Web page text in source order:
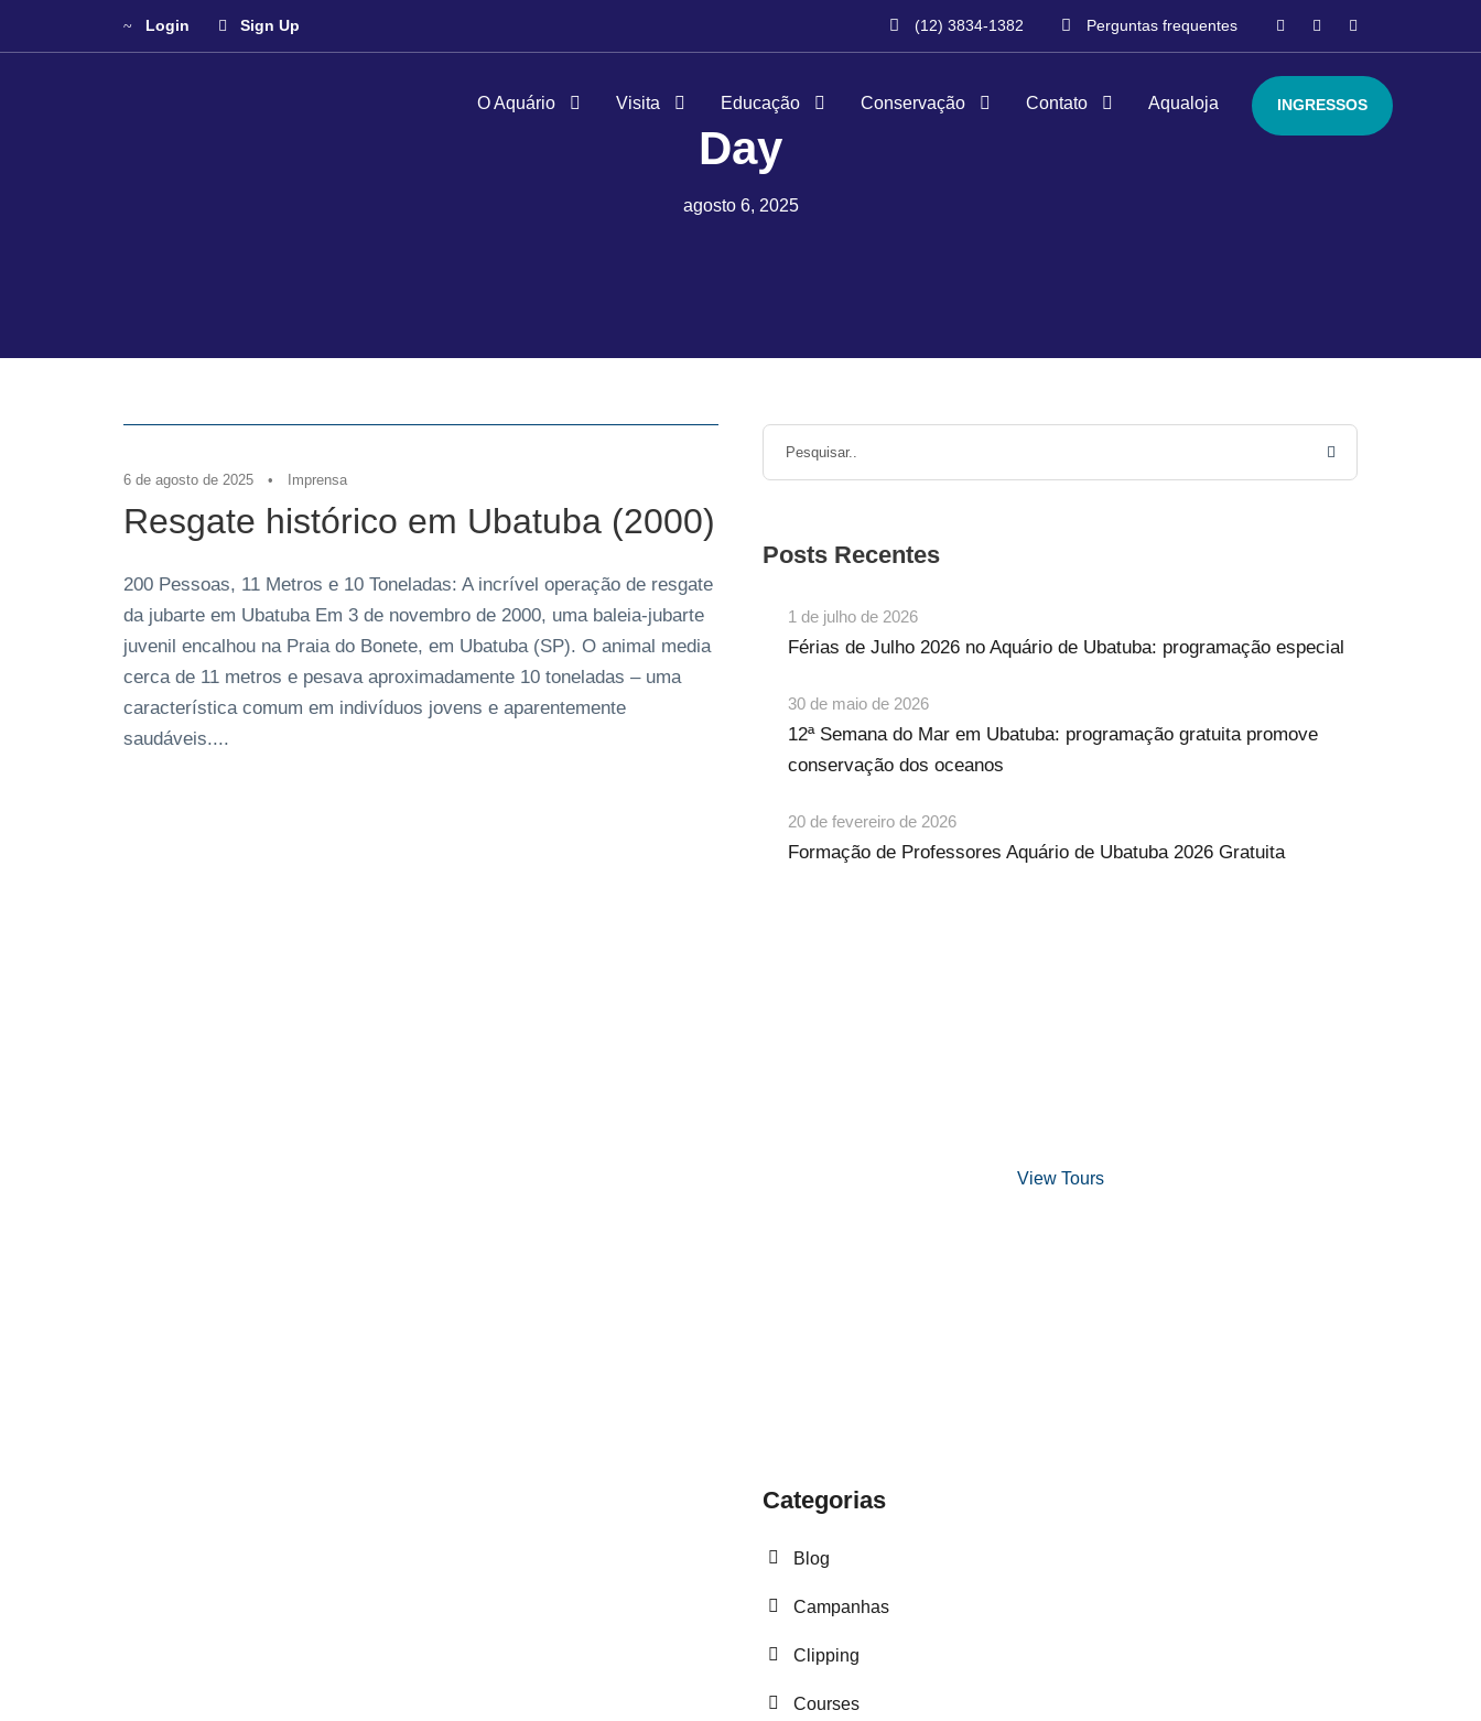
Login Sign Up (12) 3834-1382 Perguntas frequentes
O Aquário Visita Educação Conservação Contato Aqualoja INGRESSOS
Day
agosto 6, 2025
6 de agosto de 2025 • Imprensa
Resgate histórico em Ubatuba (2000)
200 Pessoas, 11 Metros e 10 Toneladas: A incrível operação de resgate
da jubarte em Ubatuba Em 3 de novembro de 2000, uma baleia‐jubarte
juvenil encalhou na Praia do Bonete, em Ubatuba (SP). O animal media
cerca de 11 metros e pesava aproximadamente 10 toneladas – uma
característica comum em indivíduos jovens e aparentemente
saudáveis....
Posts Recentes
1 de julho de 2026
Férias de Julho 2026 no Aquário de Ubatuba: programação especial
30 de maio de 2026
12ª Semana do Mar em Ubatuba: programação gratuita promove
conservação dos oceanos
20 de fevereiro de 2026
Formação de Professores Aquário de Ubatuba 2026 Gratuita
View Tours
Categorias
Blog
Campanhas
Clipping
Courses